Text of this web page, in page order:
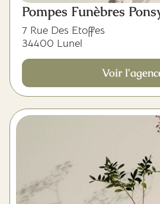
Pompes Funèbres
7 Rue Des Etoffes
34400 Lunel
Voir